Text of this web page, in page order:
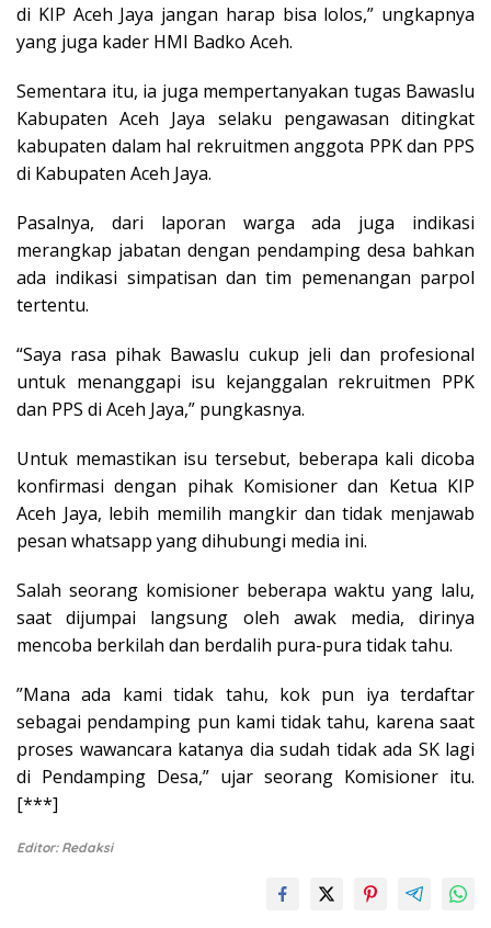
di KIP Aceh Jaya jangan harap bisa lolos,” ungkapnya
yang juga kader HMI Badko Aceh.
Sementara itu, ia juga mempertanyakan tugas Bawaslu
Kabupaten Aceh Jaya selaku pengawasan ditingkat
kabupaten dalam hal rekruitmen anggota PPK dan PPS
di Kabupaten Aceh Jaya.
Pasalnya, dari laporan warga ada juga indikasi
merangkap jabatan dengan pendamping desa bahkan
ada indikasi simpatisan dan tim pemenangan parpol
tertentu.
“Saya rasa pihak Bawaslu cukup jeli dan profesional
untuk menanggapi isu kejanggalan rekruitmen PPK
dan PPS di Aceh Jaya,” pungkasnya.
Untuk memastikan isu tersebut, beberapa kali dicoba
konfirmasi dengan pihak Komisioner dan Ketua KIP
Aceh Jaya, lebih memilih mangkir dan tidak menjawab
pesan whatsapp yang dihubungi media ini.
Salah seorang komisioner beberapa waktu yang lalu,
saat dijumpai langsung oleh awak media, dirinya
mencoba berkilah dan berdalih pura-pura tidak tahu.
”Mana ada kami tidak tahu, kok pun iya terdaftar
sebagai pendamping pun kami tidak tahu, karena saat
proses wawancara katanya dia sudah tidak ada SK lagi
di Pendamping Desa,” ujar seorang Komisioner itu.
[***]
Editor: Redaksi